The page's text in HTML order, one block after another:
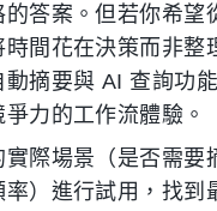
答案。但若你希望
間花在決策而非整
動摘要與 AI 查詢功
力的工作流體驗。
實際場景（是否需要
）進行試用，找到